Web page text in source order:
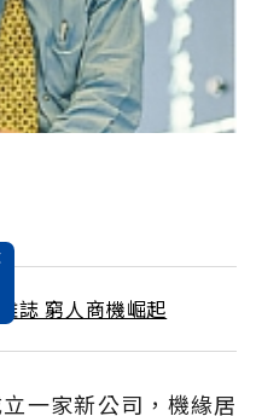
誌 窮人商機崛起
一家新公司，機緣居